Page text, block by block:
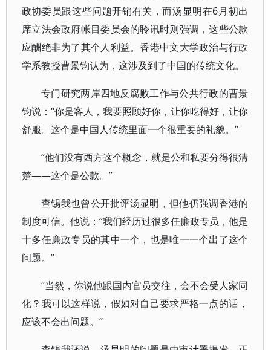
政协委员跟这些问题开销有关，而汤显明在6月初出
席立法会政府帐目委员会的聆讯时则强调，这些公款
应酬绝非为了其个人利益。香港中文大学政治与行政
学系教授曹景钧认为，这涉及到了中国的传统文化。
专门研究两岸四地反腐败工作与公共行政的曹景
钧说：“你是客人，我要照顾好你，让你吃得好，让你
舒服。这个是中国人传统里面一个很重要的礼貌。”
“他们没有西方这个概念，就是公和私要分得很清
楚——这个是公款。”
查锡我也曾公开批评汤显明，但他仍强调香港的
制度可信。他说：“我们经历过很多任廉政专员，他是
十多任廉政专员的其中一个，也是唯一一个出了这个
问题。”
“当然，你说他跟国内官员交往，会不会受人家同
化？我可以这样说，假如对自己要求严格一点的话，
应该不会出问题。”